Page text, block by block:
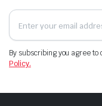
By subscribing you agree to
Policy.